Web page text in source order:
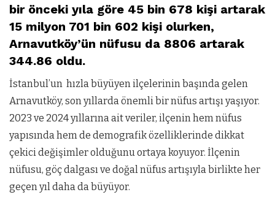
bir önceki yıla göre 45 bin 678 kişi artarak
15 milyon 701 bin 602 kişi olurken,
Arnavutköy’ün nüfusu da 8806 artarak
344.86 oldu.
İstanbul’un hızla büyüyen ilçelerinin başında gelen
Arnavutköy, son yıllarda önemli bir nüfus artışı yaşıyor.
2023 ve 2024 yıllarına ait veriler, ilçenin hem nüfus
yapısında hem de demografik özelliklerinde dikkat
çekici değişimler olduğunu ortaya koyuyor. İlçenin
nüfusu, göç dalgası ve doğal nüfus artışıyla birlikte her
geçen yıl daha da büyüyor.